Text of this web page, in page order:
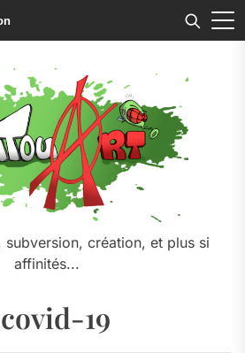
subversion, création, et plus si
affinités...
covid-19